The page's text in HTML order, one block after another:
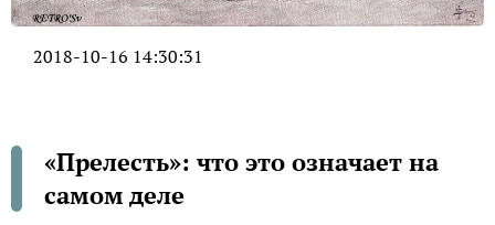
2018-10-16 14:30:31
«Прелесть»: что это означает на
самом деле